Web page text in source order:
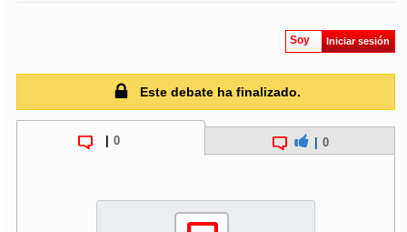
Soy Iniciar sesión
Este debate ha finalizado.
| 0 0